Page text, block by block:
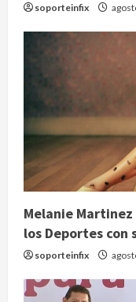
soporteinfix
Melanie
los Deportes con
soporteinfix